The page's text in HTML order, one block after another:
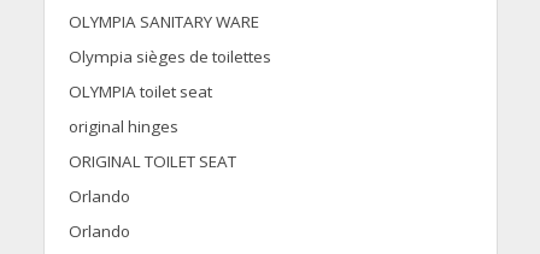
OLYMPIA SANITARY WARE
Olympia sièges de toilettes
OLYMPIA toilet seat
original hinges
ORIGINAL TOILET SEAT
Orlando
Orlando